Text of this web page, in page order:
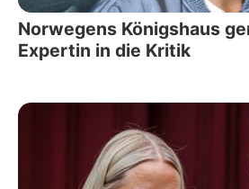
Norwegens Königshaus
Expertin in die Kritik